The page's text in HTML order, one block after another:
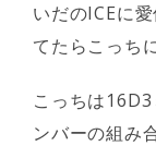
いだのICEに
てたらこっち
こっちは
ンバーの組み